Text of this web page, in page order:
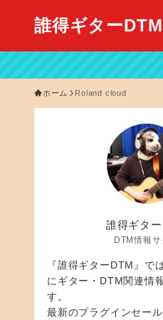
誰得ギターDTM
ホーム Roland cloud
誰得ギタ
DTM情報サ
『誰得ギターDTM』で
にギター・DTM関連情
す。
最新のプラグインセー